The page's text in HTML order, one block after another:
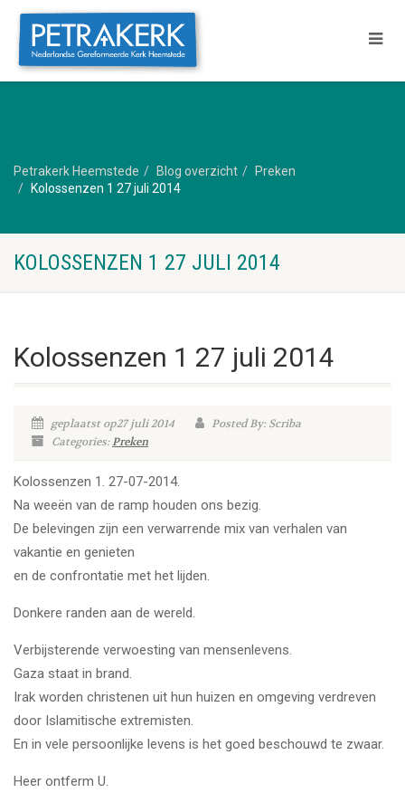
Petrakerk Heemstede Blog overzicht
Preken
Kolossenzen 1 27 juli 2014
KOLOSSENZEN 1 27 JULI 2014
Kolossenzen 1 27 juli 2014
geplaatst op27 juli 2014
Posted By: Scriba
Categories:Preken
Kolossenzen 1. 27-07-2014.
Na weeën van de ramp houden ons bezig.
De belevingen zijn een verwarrende mix van verhalen van
vakantie en genieten
en de confrontatie met het lijden.
Donkere randen aan de wereld.
Verbijsterende verwoesting van mensenlevens.
Gaza staat in brand.
Irak worden christenen uit hun huizen en omgeving verdreven
door Islamitische extremisten.
En in vele persoonlijke levens is het goed beschouwd te zwaar.
Heer ontferm U.